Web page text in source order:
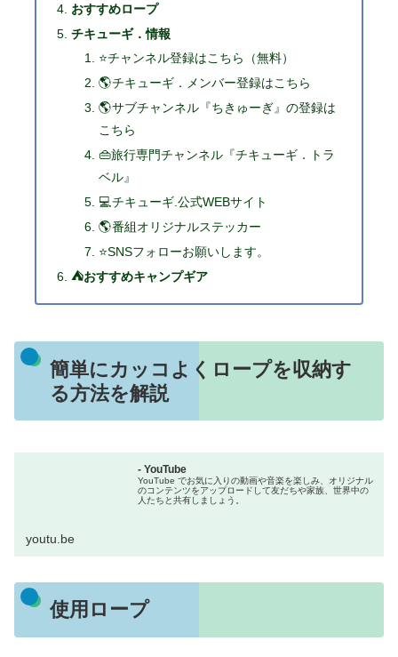
おすすめロープ
チキューギ．情報
⭐チャンネル登録はこちら（無料）
🌎チキューギ．メンバー登録はこちら
🌎サブチャンネル『ちきゅーぎ』の登録は
こちら
👜旅行専門チャンネル『チキューギ．トラ
ベル』
💻チキューギ.公式WEBサイト
🌎番組オリジナルステッカー
⭐SNSフォローお願いします。
⛺おすすめキャンプギア
簡単にカッコよくロープを収納す
る方法を解説
- YouTube
YouTube でお気に入りの動画や音楽を楽しみ、オリジナル
のコンテンツをアップロードして友だちや家族、世界中の
人たちと共有しましょう。
youtu.be
使用ロープ